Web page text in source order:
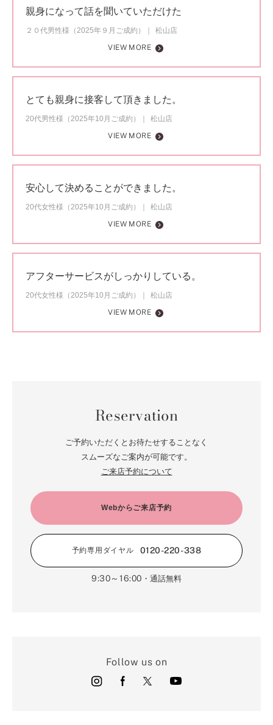
親身になって話を聞いていただけた
２０代男性様（2025年９月ご成約）
松山店
VIEW MORE
とても親身に接客して頂きました。
20代男性様（2025年10月ご成約）
松山店
VIEW MORE
安心して決めることができました。
20代女性様（2025年10月ご成約）
松山店
VIEW MORE
アフターサービスがしっかりしている。
20代女性様（2025年10月ご成約）
松山店
VIEW MORE
Reservation
ご予約いただくとお待たせすることなく
スムーズなご案内が可能です。
ご来店予約について
Webからご来店予約
予約専用ダイヤル 0120-220-338
9:30～16:00 ・通話無料
Follow us on